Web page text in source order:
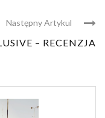
Następny Artykul
– RECENZJA